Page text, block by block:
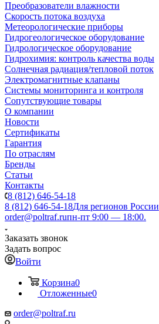
Преобразователи влажности
Скорость потока воздуха
Метеорологические приборы
Гидрогеологическое оборудование
Гидрологическое оборудование
Гидрохимия: контроль качества воды
Солнечная радиация/тепловой поток
Электромагнитные клапаны
Системы мониторинга и контроля
Сопутствующие товары
О компании
Новости
Сертификаты
Гарантия
По отраслям
Бренды
Статьи
Контакты
8 (812) 646-54-18
8 (812) 646-54-18Для регионов России
order@poltraf.ruпн-пт 9:00 — 18:00.
Заказать звонок
Задать вопрос
Войти
Корзина0
Отложенные0
order@poltraf.ru